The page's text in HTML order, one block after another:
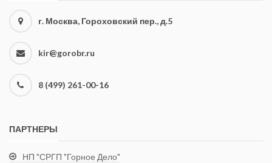
г. Москва, Гороховский пер., д.5
kir@gorobr.ru
8 (499) 261-00-16
ПАРТНЕРЫ
НП "СРГП "Горное Дело"